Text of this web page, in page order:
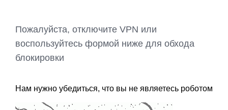
Пожалуйста, отключите VPN или
воспользуйтесь формой ниже для обхода
блокировки
Нам нужно убедиться, что вы не являетесь роботом